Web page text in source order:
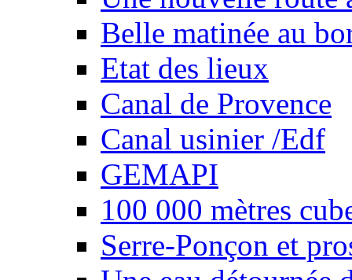
Belle matinée au
Etat des lieux
Canal de Provence
Canal usinier /Edf
GEMAPI
100 000 mètres
Serre-Ponçon et